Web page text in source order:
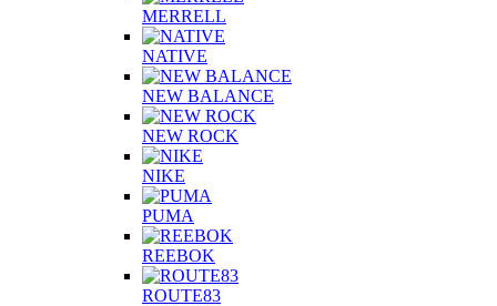
MERRELL
NATIVE
NEW BALANCE
NEW ROCK
NIKE
PUMA
REEBOK
ROUTE83